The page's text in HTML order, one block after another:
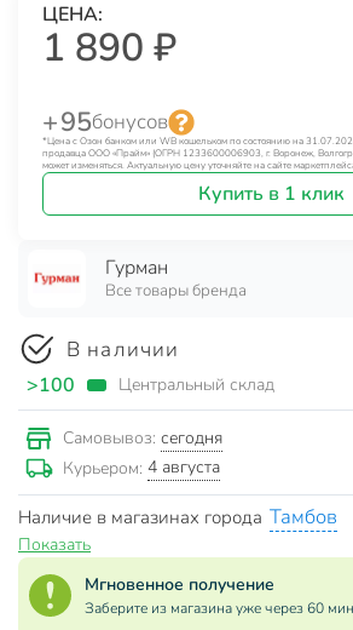
ЦЕНА:
1 890 ₽
+ 95бонусов
*Цена с Озон банком или WB кошельком по состоянию на
продавца ООО «Прайм» (ОГРН 1233600006903, г. Воронеж,
может изменяться. Актуальную цену уточняйте на сайте
Купить в 1 клик
Гурман
Все товары бренда
В наличии
>100 Центральный склад
Самовывоз: сегодня
Курьером: 4 августа
Наличие в магазинах города Тамбов
Показать
Мгновенное получение
Заберите из магазина уже через 60